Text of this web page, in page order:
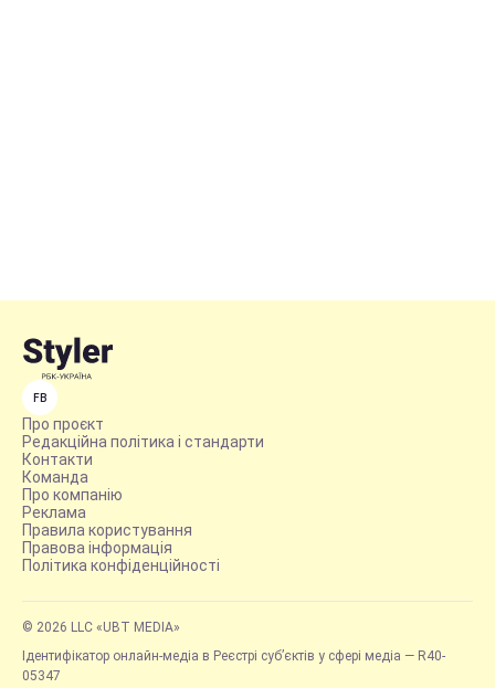
FB
Про проєкт
Редакційна політика і стандарти
Контакти
Команда
Про компанію
Реклама
Правила користування
Правова інформація
Політика конфіденційності
© 2026 LLC «UBT MEDIA»
Ідентифікатор онлайн-медіа в Реєстрі суб’єктів у сфері медіа — R40-
05347